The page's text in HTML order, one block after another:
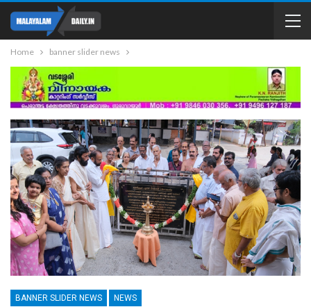
Home banner slider news
BANNER SLIDER NEWS NEWS